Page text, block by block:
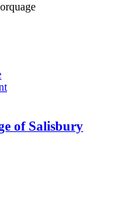
of Salisbury